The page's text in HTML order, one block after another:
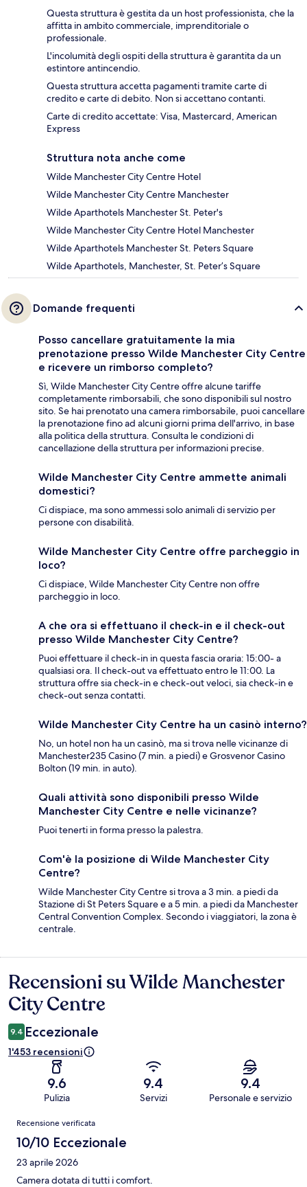
Questa struttura è gestita da un host professionista, che la
affitta in ambito commerciale, imprenditoriale o
professionale.
L'incolumità degli ospiti della struttura è garantita da un
estintore antincendio.
Questa struttura accetta pagamenti tramite carte di
credito e carte di debito. Non si accettano contanti.
Carte di credito accettate: Visa, Mastercard, American
Express
Struttura nota anche come
Wilde Manchester City Centre Hotel
Wilde Manchester City Centre Manchester
Wilde Aparthotels Manchester St. Peter's
Wilde Manchester City Centre Hotel Manchester
Wilde Aparthotels Manchester St. Peters Square
Wilde Aparthotels, Manchester, St. Peter’s Square
Domande frequenti
Posso cancellare gratuitamente la mia
prenotazione presso Wilde Manchester City Centre
e ricevere un rimborso completo?
Sì, Wilde Manchester City Centre offre alcune tariffe
completamente rimborsabili, che sono disponibili sul nostro
sito. Se hai prenotato una camera rimborsabile, puoi cancellare
la prenotazione fino ad alcuni giorni prima dell'arrivo, in base
alla politica della struttura. Consulta le condizioni di
cancellazione della struttura per informazioni precise.
Wilde Manchester City Centre ammette animali
domestici?
Ci dispiace, ma sono ammessi solo animali di servizio per
persone con disabilità.
Wilde Manchester City Centre offre parcheggio in
loco?
Ci dispiace, Wilde Manchester City Centre non offre
parcheggio in loco.
A che ora si effettuano il check-in e il check-out
presso Wilde Manchester City Centre?
Puoi effettuare il check-in in questa fascia oraria: 15:00- a
qualsiasi ora. Il check-out va effettuato entro le 11:00. La
struttura offre sia check-in e check-out veloci, sia check-in e
check-out senza contatti.
Wilde Manchester City Centre ha un casinò interno?
No, un hotel non ha un casinò, ma si trova nelle vicinanze di
Manchester235 Casino (7 min. a piedi) e Grosvenor Casino
Bolton (19 min. in auto).
Quali attività sono disponibili presso Wilde
Manchester City Centre e nelle vicinanze?
Puoi tenerti in forma presso la palestra.
Com'è la posizione di Wilde Manchester City
Centre?
Wilde Manchester City Centre si trova a 3 min. a piedi da
Stazione di St Peters Square e a 5 min. a piedi da Manchester
Central Convention Complex. Secondo i viaggiatori, la zona è
centrale.
Recensioni
Recensioni su Wilde Manchester
City Centre
9.4 Eccezionale
1'453 recensioni
9.6
Pulizia
9.4
Servizi
9.4
Personale e servizio
Recensioni
Recensione verificata
10/10 Eccezionale
23 aprile 2026
Camera dotata di tutti i comfort.